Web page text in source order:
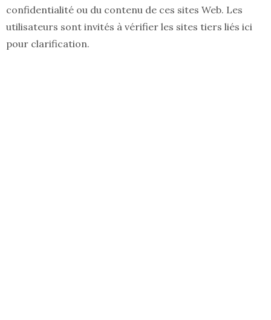
confidentialité ou du contenu de ces sites Web. Les
utilisateurs sont invités à vérifier les sites tiers liés ici
pour clarification.